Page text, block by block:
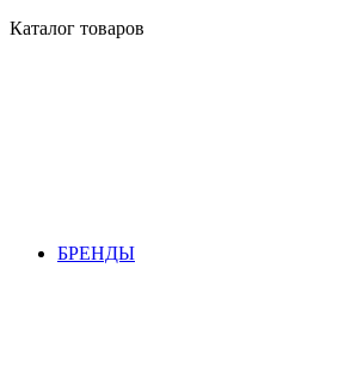
Каталог товаров
БРЕНДЫ